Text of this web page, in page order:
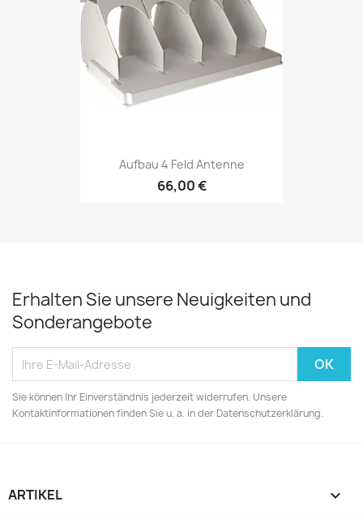
Aufbau 4 Feld Antenne
66,00 €
Erhalten Sie unsere Neuigkeiten und
Sonderangebote
Sie können Ihr Einverständnis jederzeit widerrufen. Unsere
Kontaktinformationen finden Sie u. a. in der Datenschutzerklärung.
ARTIKEL 